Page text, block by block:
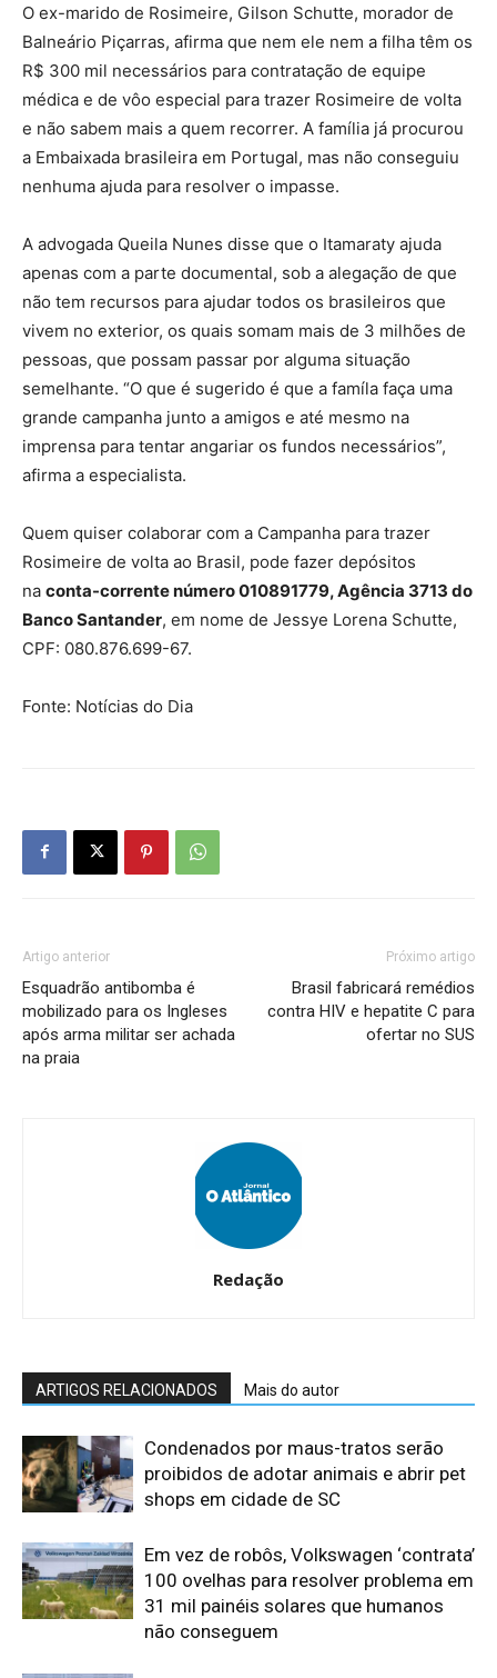
O ex-marido de Rosimeire, Gilson Schutte, morador de
Balneário Piçarras, afirma que nem ele nem a filha têm os
R$ 300 mil necessários para contratação de equipe
médica e de vôo especial para trazer Rosimeire de volta
e não sabem mais a quem recorrer. A família já procurou
a Embaixada brasileira em Portugal, mas não conseguiu
nenhuma ajuda para resolver o impasse.
A advogada Queila Nunes disse que o Itamaraty ajuda
apenas com a parte documental, sob a alegação de que
não tem recursos para ajudar todos os brasileiros que
vivem no exterior, os quais somam mais de 3 milhões de
pessoas, que possam passar por alguma situação
semelhante. “O que é sugerido é que a famíla faça uma
grande campanha junto a amigos e até mesmo na
imprensa para tentar angariar os fundos necessários”,
afirma a especialista.
Quem quiser colaborar com a Campanha para trazer
Rosimeire de volta ao Brasil, pode fazer depósitos
na conta-corrente número 010891779, Agência 3713 do
Banco Santander, em nome de Jessye Lorena Schutte,
CPF: 080.876.699-67.
Fonte: Notícias do Dia
Artigo anterior
Esquadrão antibomba é
mobilizado para os Ingleses
após arma militar ser achada
na praia
Próximo artigo
Brasil fabricará remédios
contra HIV e hepatite C para
ofertar no SUS
Redação
ARTIGOS RELACIONADOS Mais do autor
Condenados por maus-tratos serão
proibidos de adotar animais e abrir pet
shops em cidade de SC
Em vez de robôs, Volkswagen ‘contrata’
100 ovelhas para resolver problema em
31 mil painéis solares que humanos
não conseguem